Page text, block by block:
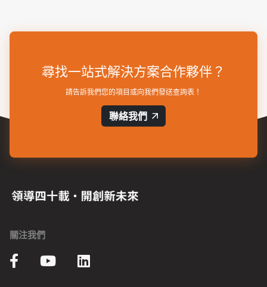
尋找一站式解決方案合作夥伴？
請告訴我們您的項目或向我們發送查詢表！
聯絡我們
關注我們